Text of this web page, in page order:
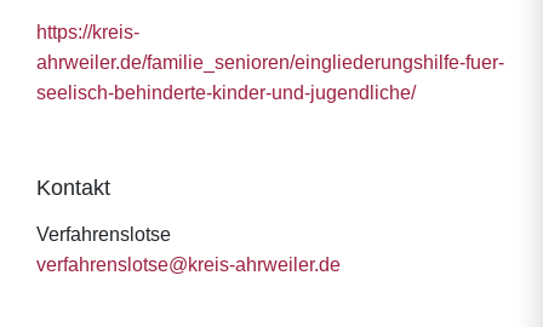
https://kreis-
ahrweiler.de/familie_senioren/eingliederungshilfe-fuer-
seelisch-behinderte-kinder-und-jugendliche/
Kontakt
Verfahrenslotse
verfahrenslotse@kreis-ahrweiler.de